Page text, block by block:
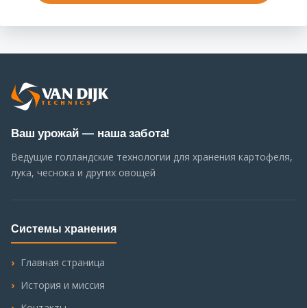
Ваш урожай — наша забота!
Ведущие голландские технологии для хранения картофеля,
лука, чеснока и других овощей
Системы хранения
Главная страница
История и миссия